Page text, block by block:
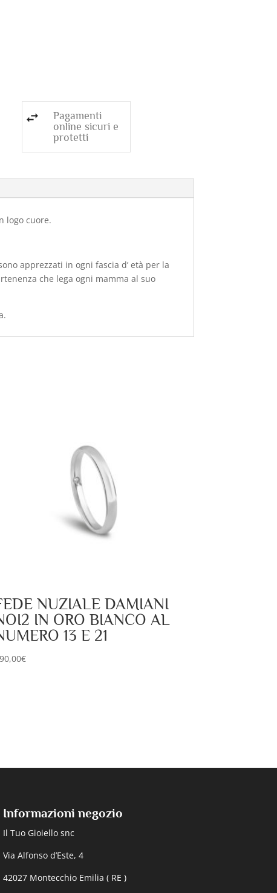
Pagamenti
online sicuri e
protetti
logo cuore.
apprezzati in ogni fascia d’ età per la
che lega ogni mamma al suo
NUZIALE DAMIANI
IN ORO BIANCO AL
13 E 21
€
Informazioni negozio
Il Tuo Gioiello snc
Via Alfonso d’Este, 4
42027 Montecchio Emilia ( RE )